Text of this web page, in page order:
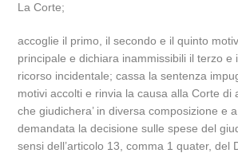
La Corte;
accoglie il primo, il secondo e il quinto
principale e dichiara inammissibili il terzo e
ricorso incidentale; cassa la sentenza
motivi accolti e rinvia la causa alla Corte di
che giudichera’ in diversa composizione e a
demandata la decisione sulle spese del
sensi dell’articolo 13, comma 1 quater, del